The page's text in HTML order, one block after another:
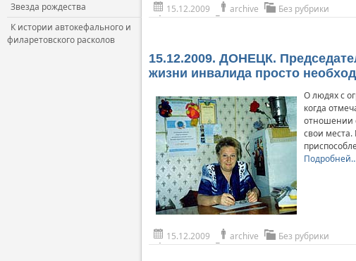
Звезда рождества
К истории автокефального и
филаретовского расколов
15.12.2009 archive Без рубрики
15.12.2009. ДОНЕЦК.
жизни инвалида просто
О людях с
когда
отношении
свои
15.12.2009 archive Без рубрики